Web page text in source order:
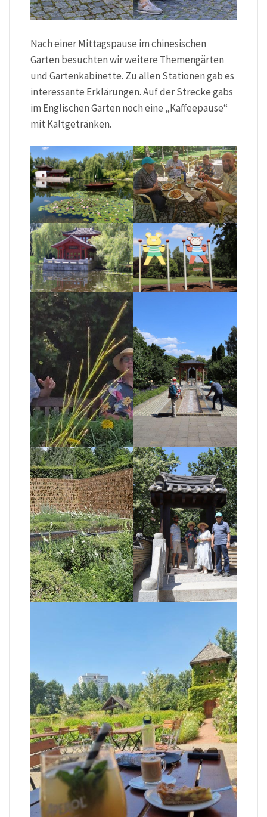
Nach einer Mittagspause im chinesischen
Garten besuchten wir weitere Themengärten
und Gartenkabinette. Zu allen Stationen gab es
interessante Erklärungen. Auf der Strecke gabs
im Englischen Garten noch eine „Kaffeepause“
mit Kaltgetränken.